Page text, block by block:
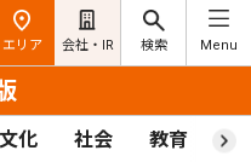
エリア 会社・IR 検索 Menu
文化 社会 教育 ス